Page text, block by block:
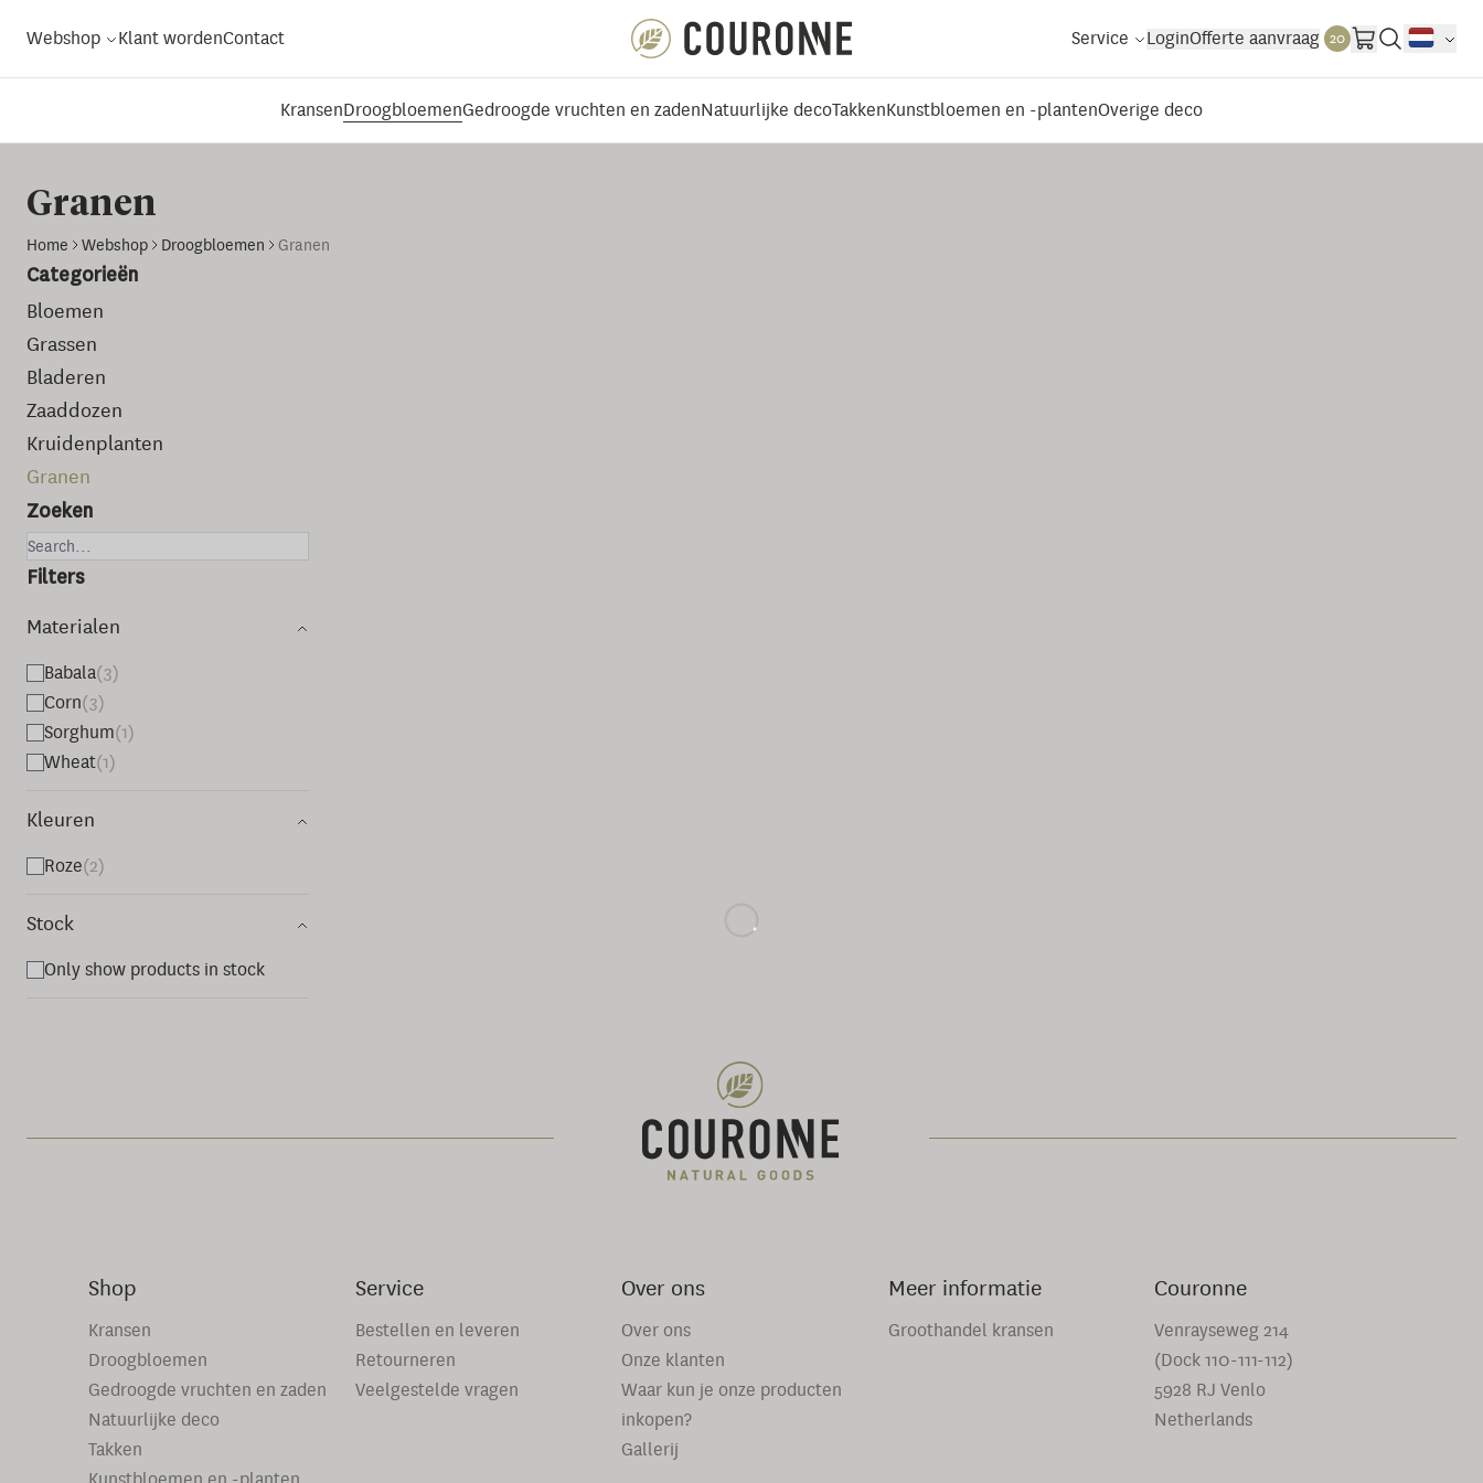
Webshop Klant wordenContact
Couronne NL
Service LoginOfferte aanvraag 20
KransenDroogbloemenGedroogde vruchten en zadenNatuurlijke decoTakkenKunstbloemen en -plantenOverige deco
Granen
Home Webshop Droogbloemen Granen
Categorieën
Bloemen
Grassen
Bladeren
Zaaddozen
Kruidenplanten
Granen
Zoeken
Filters
Materialen
Babala(3)
Corn(3)
Sorghum(1)
Wheat(1)
Kleuren
Roze(2)
Stock
Only show products in stock
Shop
Kransen
Droogbloemen
Gedroogde vruchten en zaden
Natuurlijke deco
Takken
Service
Bestellen en leveren
Retourneren
Veelgestelde vragen
Over ons
Over ons
Onze klanten
Waar kun je onze producten
inkopen?
Gallerij
Meer informatie
Groothandel kransen
Couronne
Venrayseweg 214
(Dock 110-111-112)
5928 RJ Venlo
Netherlands